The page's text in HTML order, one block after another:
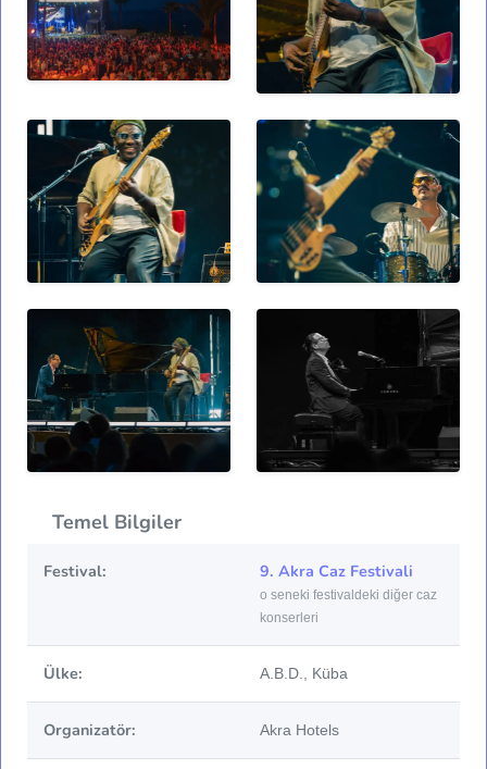
Temel Bilgiler
Festival: 9. Akra Caz Festivali
o seneki festivaldeki diğer caz
konserleri
Ülke: A.B.D., Küba
Organizatör: Akra Hotels